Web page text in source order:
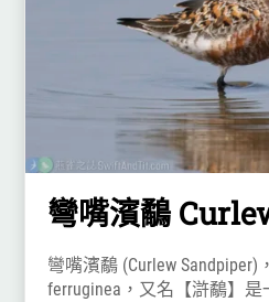
彎嘴濱鷸
彎嘴濱鷸 (Curlew Sandpiper)
ferruginea，又名【滸鷸】